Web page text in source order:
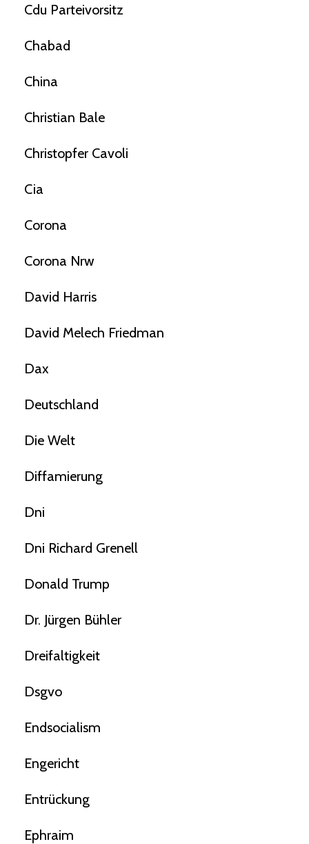
Cdu Parteivorsitz
Chabad
China
Christian Bale
Christopfer Cavoli
Cia
Corona
Corona Nrw
David Harris
David Melech Friedman
Dax
Deutschland
Die Welt
Diffamierung
Dni
Dni Richard Grenell
Donald Trump
Dr. Jürgen Bühler
Dreifaltigkeit
Dsgvo
Endsocialism
Engericht
Entrückung
Ephraim